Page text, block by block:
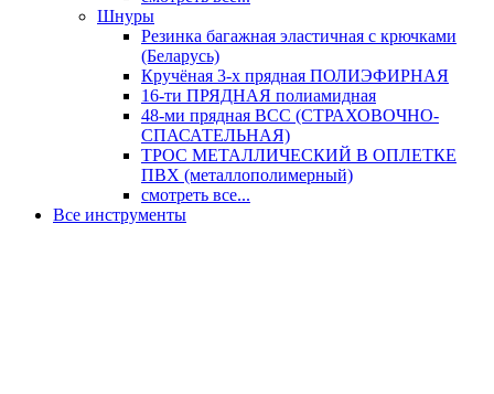
Шнуры
Резинка багажная эластичная с крючками
(Беларусь)
Кручёная 3-х прядная ПОЛИЭФИРНАЯ
16-ти ПРЯДНАЯ полиамидная
48-ми прядная ВСС (СТРАХОВОЧНО-
СПАСАТЕЛЬНАЯ)
ТРОС МЕТАЛЛИЧЕСКИЙ В ОПЛЕТКЕ
ПВХ (металлополимерный)
смотреть все...
Все инструменты